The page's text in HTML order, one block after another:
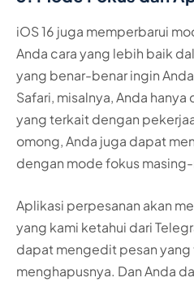
iOS 16 juga memperbarui
Anda cara yang lebih baik
yang benar-benar ingin
Safari, misalnya, Anda
yang terkait dengan
omong, Anda juga dapat
dengan mode fokus
Aplikasi perpesanan akan
yang kami ketahui dari
dapat mengedit pesan yang
menghapusnya. Dan Anda